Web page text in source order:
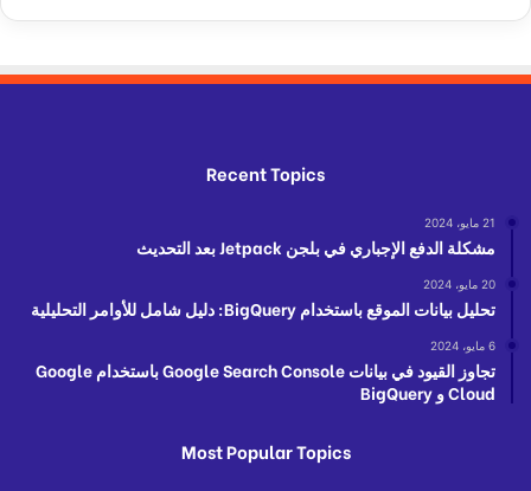
Recent Topics
21 مايو، 2024
مشكلة الدفع الإجباري في بلجن Jetpack بعد التحديث
20 مايو، 2024
تحليل بيانات الموقع باستخدام BigQuery: دليل شامل للأوامر التحليلية
6 مايو، 2024
تجاوز القيود في بيانات Google Search Console باستخدام Google
Cloud و BigQuery
Most Popular Topics